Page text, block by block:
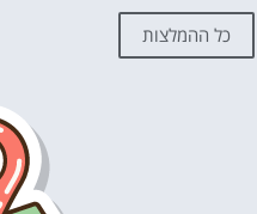
כל ההמלצות